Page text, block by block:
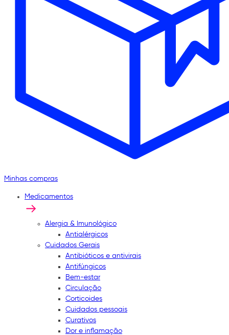
Minhas compras
Medicamentos
Alergia & Imunológico
Antialérgicos
Cuidados Gerais
Antibióticos e antivirais
Antifúngicos
Bem-estar
Circulação
Corticoides
Cuidados pessoais
Curativos
Dor e inflamação